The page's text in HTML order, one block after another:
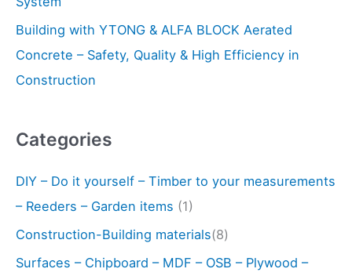
Building with YTONG & ALFA BLOCK Aerated
Concrete – Safety, Quality & High Efficiency in
Construction
Categories
DIY – Do it yourself – Timber to your measurements
– Reeders – Garden items (1)
Construction-Building materials(8)
Surfaces – Chipboard – MDF – OSB – Plywood –